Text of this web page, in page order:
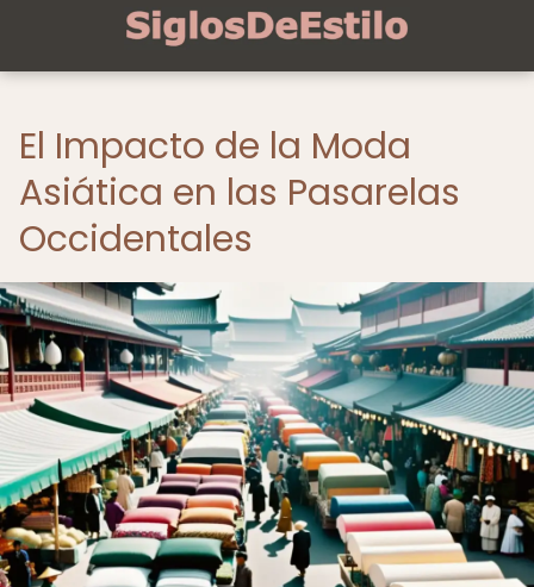
El Impacto de la Moda
Asiática en las Pasarelas
Occidentales